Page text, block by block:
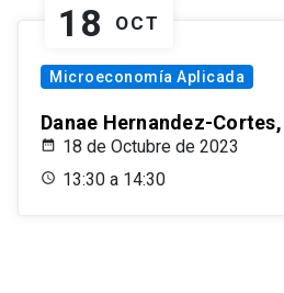
18 OCT
Microeconomía Aplicada
Danae Hernandez-
18 de Octubre de 2023
13:30 a 14:30